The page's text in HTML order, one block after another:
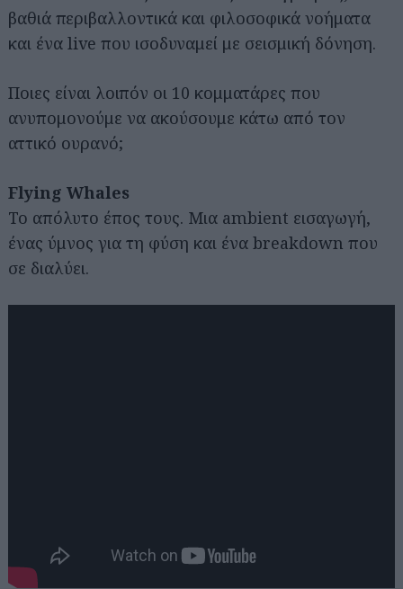
βαθιά περιβαλλοντικά και φιλοσοφικά νοήματα
και ένα live που ισοδυναμεί με σεισμική δόνηση.
Ποιες είναι λοιπόν οι 10 κομματάρες που
ανυπομονούμε να ακούσουμε κάτω από τον
αττικό ουρανό;
Flying Whales
Το απόλυτο έπος τους. Μια ambient εισαγωγή,
ένας ύμνος για τη φύση και ένα breakdown που
σε διαλύει.